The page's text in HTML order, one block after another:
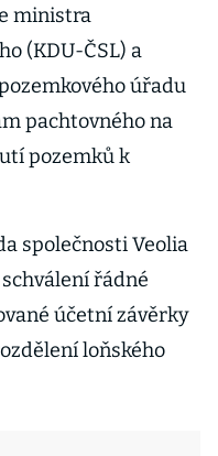
ministra
(KDU-ČSL) a
úřadu
pachtovného na
pozemků k
společnosti Veolia
řádné
účetní závěrky
loňského